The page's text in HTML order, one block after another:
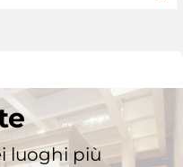
luoghi più